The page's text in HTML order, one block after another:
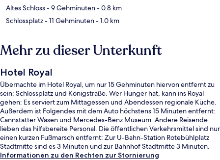
Altes Schloss- 9 Gehminuten- 0.8 km
Schlossplatz- 11 Gehminuten- 1.0 km
Mehr zu dieser Unterkunft
Hotel Royal
Übernachte im Hotel Royal, um nur 15 Gehminuten hiervon entfernt zu
sein: Schlossplatz und Königstraße. Wer Hunger hat, kann ins Royal
gehen: Es serviert zum Mittagessen und Abendessen regionale Küche.
Außerdem ist Folgendes mit dem Auto höchstens 15 Minuten entfernt:
Cannstatter Wasen und Mercedes-Benz Museum. Andere Reisende
lieben das hilfsbereite Personal. Die öffentlichen Verkehrsmittel sind nur
einen kurzen Fußmarsch entfernt: Zur U-Bahn-Station Rotebühlplatz
Stadtmitte sind es 3 Minuten und zur Bahnhof Stadtmitte 3 Minuten.
Informationen zu den Rechten zur Stornierung